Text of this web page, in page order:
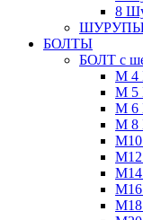
8
БОЛТЫ
БОЛТ с
М 4
М 5
М 6
М 8
М10
М12
М14
М16
М18